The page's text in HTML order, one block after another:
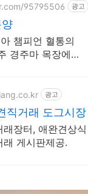
95795506 광고
챔피언 혈통의
광고
직거래 도그시장
래장터, 애완견상
래 게시판제공.